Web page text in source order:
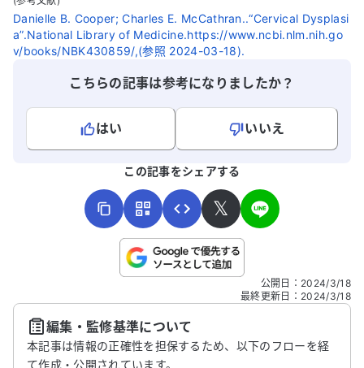
しているため、子宮摘出後の腸の下垂や膀
胱炎、尿道のトラブルが不安です。 どのよ
うに判断すれば良いのか、アドバイスをい
Danielle B. Cooper; Charles E. McCathran..“Cervical Dysplasi
a”.National Library of Medicine.https://www.ncbi.nlm.nih.go
v/books/NBK430859/,(参照 2024-03-18).
こちらの記事は参考になりましたか？
はい
いいえ
こちらは送信専用のフォームです。氏名やご自身の病気の詳細な
送信する
この記事をシェアする
𝕏
公開日 ： 2024/3/18
最終更新日 ： 2024/3/18
編集・監修基準について
本記事は情報の正確性を担保するため、以下のフローを経
て作成・公開されています。